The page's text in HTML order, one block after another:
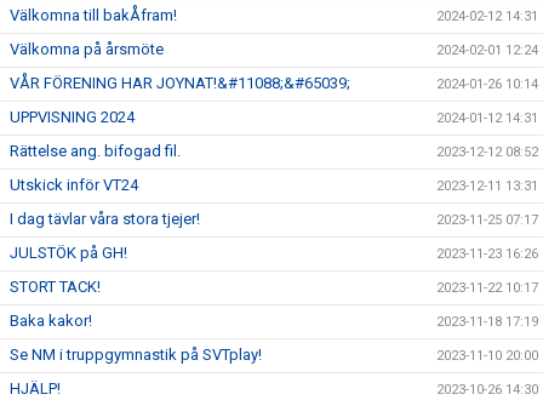
Välkomna till bakÅfram! 2024-02-12 14:31
Välkomna på årsmöte 2024-02-01 12:24
VÅR FÖRENING HAR JOYNAT!&#11088;&#65039; 2024-01-26 10:14
UPPVISNING 2024 2024-01-12 14:31
Rättelse ang. bifogad fil. 2023-12-12 08:52
Utskick inför VT24 2023-12-11 13:31
I dag tävlar våra stora tjejer! 2023-11-25 07:17
JULSTÖK på GH! 2023-11-23 16:26
STORT TACK! 2023-11-22 10:17
Baka kakor! 2023-11-18 17:19
Se NM i truppgymnastik på SVTplay! 2023-11-10 20:00
HJÄLP! 2023-10-26 14:30